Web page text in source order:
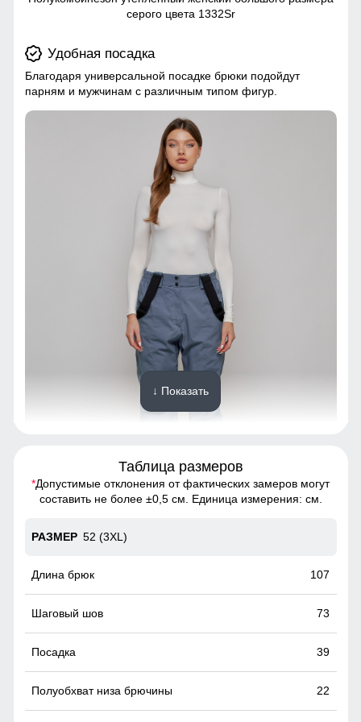
серого цвета 1332Sr
Удобная посадка
Благодаря универсальной посадке брюки подойдут
парням и мужчинам с различным типом фигур.
Благодаря универсальной посадке брюки подойдут
парням и мужчинам с различным типом фигур.
Удобные и вместительные карманы
Карманы служат местом хранения различных мелочей.
↓ Показать
Таблица размеров
*Допустимые отклонения от фактических замеров могут
составить не более ±0,5 см. Единица измерения: см.
52 (3XL)
107
73
39
22